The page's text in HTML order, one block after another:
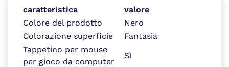
caratteristica
valore
Colore del prodotto
Nero
Colorazione superficie
Fantasia
Tappetino per mouse
per gioco da computer
Sì